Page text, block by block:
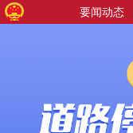
要闻动态